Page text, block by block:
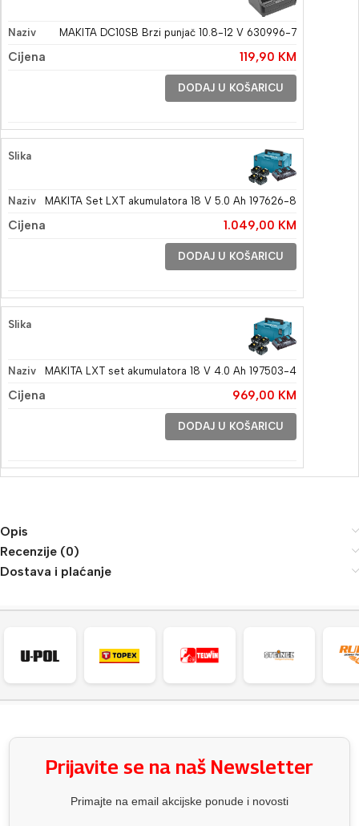
MAKITA DC10SB Brzi punjač 10.8-12 V 630996-7
119,90 KM
DODAJ U KOŠARICU
MAKITA Set LXT akumulatora 18 V 5.0 Ah 197626-8
1.049,00 KM
DODAJ U KOŠARICU
MAKITA LXT set akumulatora 18 V 4.0 Ah 197503-4
969,00 KM
DODAJ U KOŠARICU
Opis
Recenzije (0)
Dostava i plaćanje
Prijavite se na naš Newsletter
Primajte na email akcijske ponude i novosti